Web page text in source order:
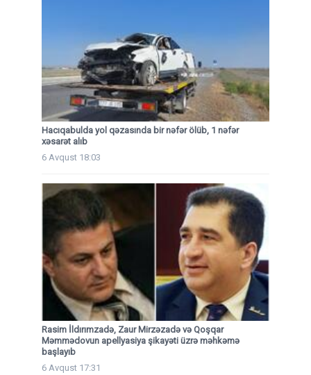
Hacıqabulda yol qəzasında bir nəfər ölüb, 1 nəfər
xəsarət alıb
6 Avqust 18:03
Rasim İldırımzadə, Zaur Mirzəzadə və Qoşqar
Məmmədovun apellyasiya şikayəti üzrə məhkəmə
başlayıb
6 Avqust 17:31